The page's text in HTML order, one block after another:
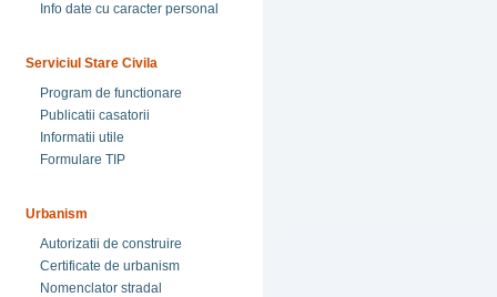
Info date cu caracter personal
Serviciul Stare Civila
Program de functionare
Publicatii casatorii
Informatii utile
Formulare TIP
Urbanism
Autorizatii de construire
Certificate de urbanism
Nomenclator stradal